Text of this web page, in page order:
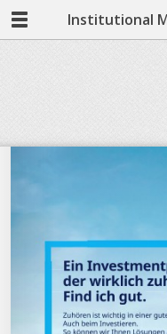
Institutional